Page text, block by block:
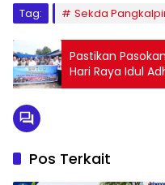
Tag: Sekda
Pastikan
Hari Raya Idul
Sidak ke Pasar
Pos Terkait